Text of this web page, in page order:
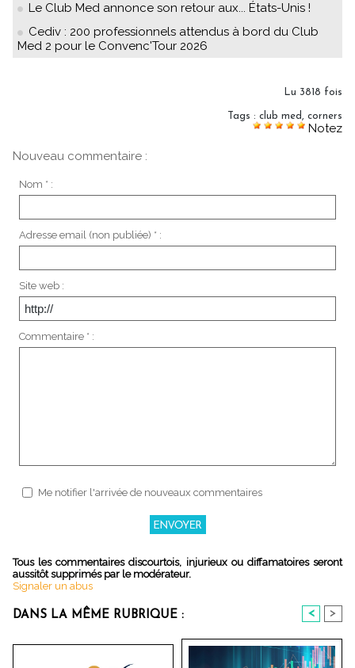
Le Club Med annonce son retour aux... États-Unis !
Cediv : 200 professionnels attendus à bord du Club
Med 2 pour le Convenc'Tour 2026
Lu 3818 fois
Tags : club med, corners
Notez
Nouveau commentaire :
Nom * :
Adresse email (non publiée) * :
Site web :
Commentaire * :
Me notifier l'arrivée de nouveaux commentaires
Tous les commentaires discourtois, injurieux ou diffamatoires seront
aussitôt supprimés par le modérateur.
Signaler un abus
DANS LA MÊME RUBRIQUE : < >